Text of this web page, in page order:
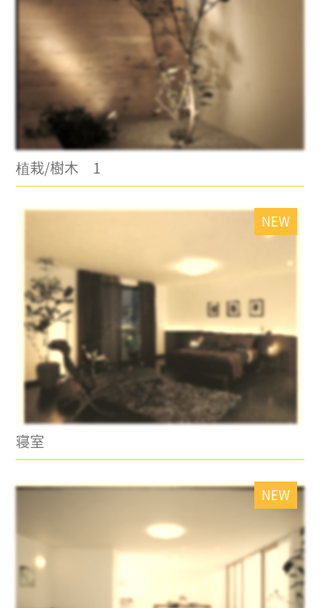
植栽/樹木 1
NEW
寝室
NEW